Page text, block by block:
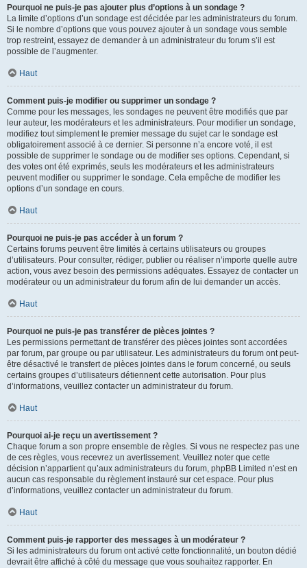
Pourquoi ne puis-je pas ajouter plus d’options à un sondage ?
La limite d’options d’un sondage est décidée par les administrateurs du forum.
Si le nombre d’options que vous pouvez ajouter à un sondage vous semble
trop restreint, essayez de demander à un administrateur du forum s’il est
possible de l’augmenter.
Haut
Comment puis-je modifier ou supprimer un sondage ?
Comme pour les messages, les sondages ne peuvent être modifiés que par
leur auteur, les modérateurs et les administrateurs. Pour modifier un sondage,
modifiez tout simplement le premier message du sujet car le sondage est
obligatoirement associé à ce dernier. Si personne n’a encore voté, il est
possible de supprimer le sondage ou de modifier ses options. Cependant, si
des votes ont été exprimés, seuls les modérateurs et les administrateurs
peuvent modifier ou supprimer le sondage. Cela empêche de modifier les
options d’un sondage en cours.
Haut
Pourquoi ne puis-je pas accéder à un forum ?
Certains forums peuvent être limités à certains utilisateurs ou groupes
d’utilisateurs. Pour consulter, rédiger, publier ou réaliser n’importe quelle autre
action, vous avez besoin des permissions adéquates. Essayez de contacter un
modérateur ou un administrateur du forum afin de lui demander un accès.
Haut
Pourquoi ne puis-je pas transférer de pièces jointes ?
Les permissions permettant de transférer des pièces jointes sont accordées
par forum, par groupe ou par utilisateur. Les administrateurs du forum ont peut-
être désactivé le transfert de pièces jointes dans le forum concerné, ou seuls
certains groupes d’utilisateurs détiennent cette autorisation. Pour plus
d’informations, veuillez contacter un administrateur du forum.
Haut
Pourquoi ai-je reçu un avertissement ?
Chaque forum a son propre ensemble de règles. Si vous ne respectez pas une
de ces règles, vous recevrez un avertissement. Veuillez noter que cette
décision n’appartient qu’aux administrateurs du forum, phpBB Limited n’est en
aucun cas responsable du règlement instauré sur cet espace. Pour plus
d’informations, veuillez contacter un administrateur du forum.
Haut
Comment puis-je rapporter des messages à un modérateur ?
Si les administrateurs du forum ont activé cette fonctionnalité, un bouton dédié
devrait être affiché à côté du message que vous souhaitez rapporter. En